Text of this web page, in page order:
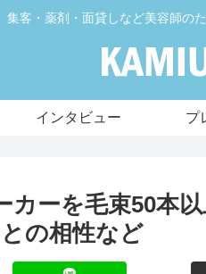
集客・薬剤・面貸しなど美容師の
インタビュー プ
カーを毛束50本
の相性など